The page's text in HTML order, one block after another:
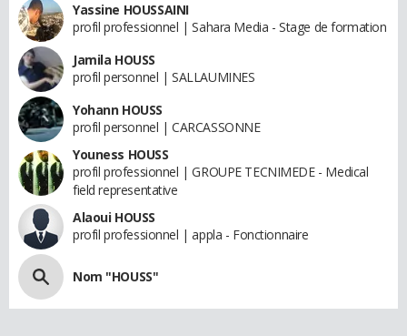
Yassine HOUSSAINI
profil professionnel | Sahara Media - Stage de formation
Jamila HOUSS
profil personnel | SALLAUMINES
Yohann HOUSS
profil personnel | CARCASSONNE
Youness HOUSS
profil professionnel | GROUPE TECNIMEDE - Medical
field representative
Alaoui HOUSS
profil professionnel | appla - Fonctionnaire
Nom "HOUSS"